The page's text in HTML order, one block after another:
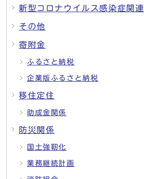
新型コロナウイルス感染症関連
その他
寄附金
ふるさと納税
企業版ふるさと納税
移住定住
助成金関係
防災関係
国土強靭化
業務継続計画